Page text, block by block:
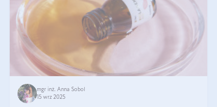
mgr inż. Anna Sobol
15 wrz 2025